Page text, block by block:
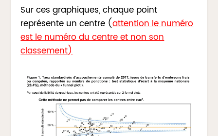
Sur ces graphiques, chaque point
représente un centre (attention le numéro
est le numéro du centre et non son
classement)